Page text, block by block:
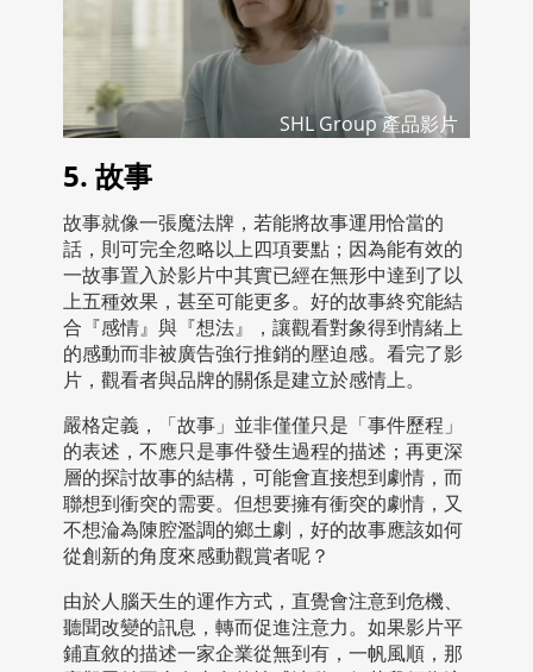
SHL Group 產品影片
5. 故事
故事就像一張魔法牌，若能將故事運用恰當的
話，則可完全忽略以上四項要點；因為能有效的
一故事置入於影片中其實已經在無形中達到了以
上五種效果，甚至可能更多。好的故事終究能結
合『感情』與『想法』，讓觀看對象得到情緒上
的感動而非被廣告強行推銷的壓迫感。看完了影
片，觀看者與品牌的關係是建立於感情上。
嚴格定義，「故事」並非僅僅只是「事件歷程」
的表述，不應只是事件發生過程的描述；再更深
層的探討故事的結構，可能會直接想到劇情，而
聯想到衝突的需要。但想要擁有衝突的劇情，又
不想淪為陳腔濫調的鄉土劇，好的故事應該如何
從創新的角度來感動觀賞者呢？
由於人腦天生的運作方式，直覺會注意到危機、
聽聞改變的訊息，轉而促進注意力。如果影片平
鋪直敘的描述一家企業從無到有，一帆風順，那